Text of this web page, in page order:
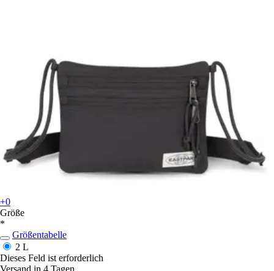
+0
Größe
*
Größentabelle
2 L
Dieses Feld ist erforderlich